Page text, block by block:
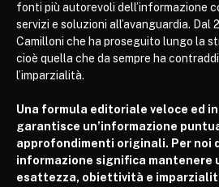
fonti più autorevoli dell’informazione
servizi e soluzioni all’avanguardia. Dal
Camilloni che ha proseguito lungo la
cioè quella che da sempre ha
l’imparzialità.
Una formula editoriale veloce ed
garantisce un’informazione
approfondimenti originali. Per noi
informazione significa mantenere
esattezza, obiettività e